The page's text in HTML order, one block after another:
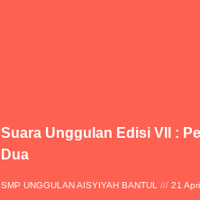
Suara Unggulan Edisi VII :
Dua
SMP UNGGULAN AISYIYAH BANTUL 21